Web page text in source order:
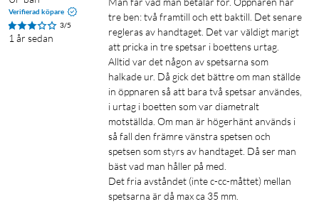
Verifierad köpare
3/5
1 år sedan
tre ben: två framtill och ett baktill. Det senare
regleras av handtaget. Det var väldigt marigt
att pricka in tre spetsar i boettens urtag.
Alltid var det någon av spetsarna som
halkade ur. Då gick det bättre om man ställde
in öppnaren så att bara två spetsar användes,
i urtag i boetten som var diametralt
motställda. Om man är högerhänt används i
så fall den främre vänstra spetsen och
spetsen som styrs av handtaget. Då ser man
bäst vad man håller på med.
Det fria avståndet (inte c-cc-måttet) mellan
spetsarna är då max ca 35 mm.